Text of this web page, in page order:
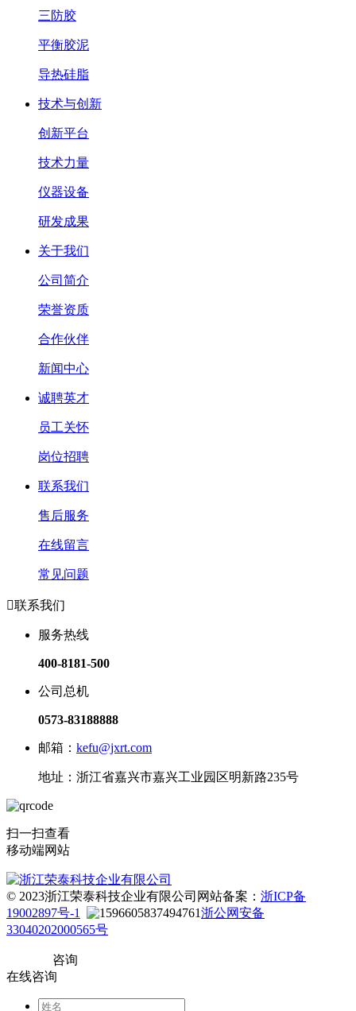
三防胶
平衡胶泥
导热硅脂
技术与创新
创新平台
技术力量
仪器设备
研发成果
关于我们
公司简介
荣誉资质
合作伙伴
新闻中心
诚聘英才
员工关怀
岗位招聘
联系我们
售后服务
在线留言
常见问题
联系我们
服务热线
400-8181-500
公司总机
0573-83188888
邮箱： kefu@jxrt.com
地址：浙江省嘉兴市嘉兴工业园区明新路235号
扫一扫查看
移动端网站
© 2023浙江荣泰科技企业有限公司 网站备案： 浙ICP备
19002897号-1
浙公网安备
33040202000565号
咨询
在线咨询